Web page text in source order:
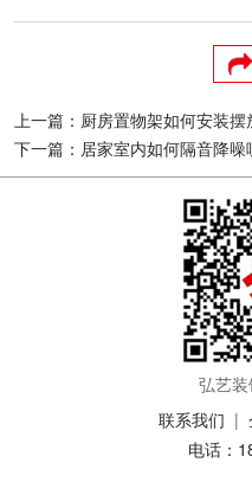
上一篇：厨房置物架如何安装摆
下一篇：居家室内如何隔音降噪
弘艺
联系我们 |
电话：